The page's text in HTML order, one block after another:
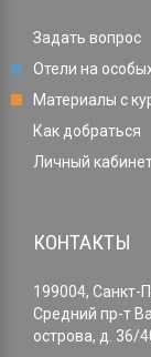
Задать вопрос
Отели на
Материалы с
Как добраться
Личный
КОНТАКТЫ
199004, Санкт-
Средний пр-т
острова, д. 36/